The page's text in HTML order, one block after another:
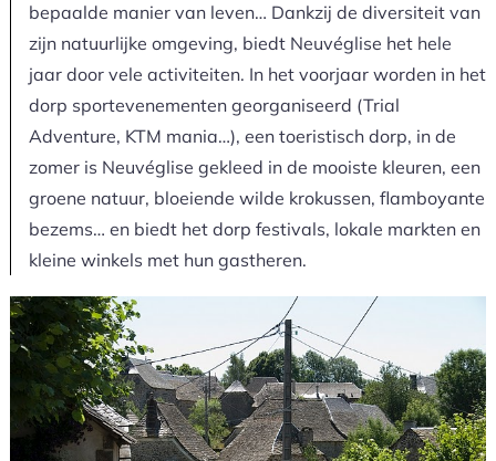
bepaalde manier van leven… Dankzij de diversiteit van
zijn natuurlijke omgeving, biedt Neuvéglise het hele
jaar door vele activiteiten. In het voorjaar worden in het
dorp sportevenementen georganiseerd (Trial
Adventure, KTM mania…), een toeristisch dorp, in de
zomer is Neuvéglise gekleed in de mooiste kleuren, een
groene natuur, bloeiende wilde krokussen, flamboyante
bezems… en biedt het dorp festivals, lokale markten en
kleine winkels met hun gastheren.